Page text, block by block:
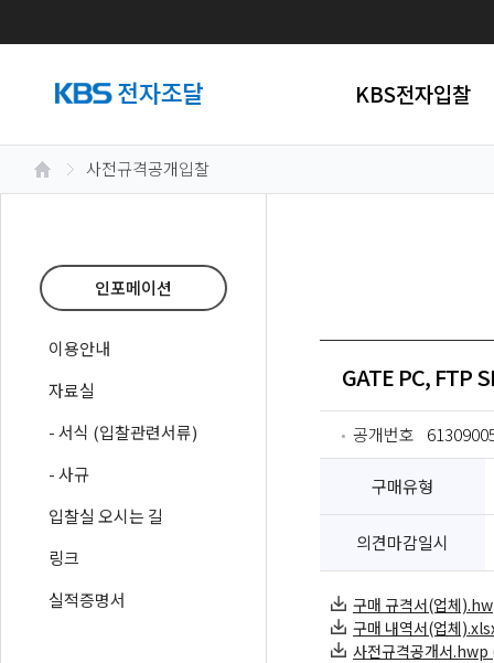
KBS전자입찰
사전규격공개입찰
인포메이션
이용안내
자료실
- 서식 (입찰관련서류)
- 사규
입찰실 오시는 길
링크
실적증명서
GATE PC, FTP
공개번호
구매유형
의견마감일시
구매 규격서(업체
구매 내역서(업체
사전규격공개서